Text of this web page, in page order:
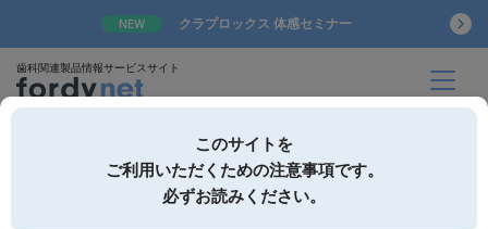
NEW クラプロックス 体感セミナー
歯科関連製品情報サービスサイト
このサイトを
ご利用いただくための注意事項です。
必ずお読みください。